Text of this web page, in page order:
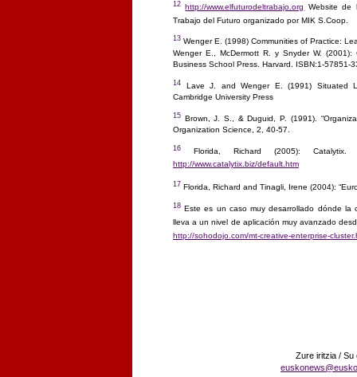
12 http://www.elfuturodeltrabajo.org
Website de
Trabajo del Futuro organizado por MIK S.Coop.
13 Wenger E. (1998) Communities of Practice:
Wenger E., McDermott R. y Snyder W. (2001):
Business School Press. Harvard. ISBN:1-57851-
14 Lave J. and Wenger E. (1991) Situated
Cambridge University Press
15 Brown, J. S., & Duguid, P. (1991).
Organization Science, 2, 40-57.
16 Florida, Richard (2005): Catalytix.
http://www.catalytix.biz/default.htm
17 Florida, Richard and Tinagli, Irene (2004):
18 Este es un caso muy desarrollado dónde la
lleva a un nivel de aplicación muy avanzado
http://sohodojo.com/mt-creative-enterprise-
Zure iritzia / Su